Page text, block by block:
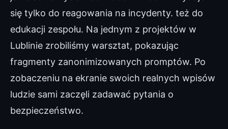
się tylko do reagowania na incydenty. też do
edukacji zespołu. Na jednym z projektów w
Lublinie zrobiliśmy warsztat, pokazując
fragmenty zanonimizowanych promptów. Po
zobaczeniu na ekranie swoich realnych wpisów
ludzie sami zaczęli zadawać pytania o
bezpieczeństwo.